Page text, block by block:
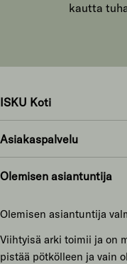
kautta
ISKU Koti
Asiakaspalvelu
Olemisen asiantuntija
Olemisen asiantuntija
Viihtyisä arki toimii ja on
pistää pötkölleen ja vain